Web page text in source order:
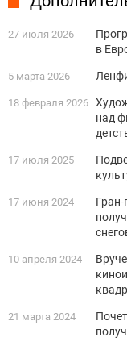
27 июля 2026
в
5 марта 2026
18 февраля 2026
над
17 июля 2025
17 июня 2024
10 апреля 2024
21 марта 2024